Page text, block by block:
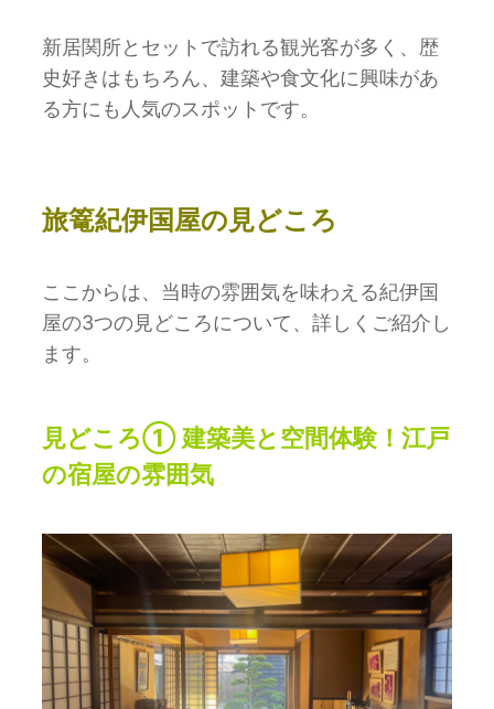
新居関所とセットで訪れる観光客が多く、歴
史好きはもちろん、建築や⾷⽂化に興味があ
る⽅にも⼈気のスポットです。
旅篭紀伊国屋の見どころ
ここからは、当時の雰囲気を味わえる紀伊国
屋の3つの見どころについて、詳しくご紹介し
ます。
見どころ① 建築美と空間体験！江戸
の宿屋の雰囲気